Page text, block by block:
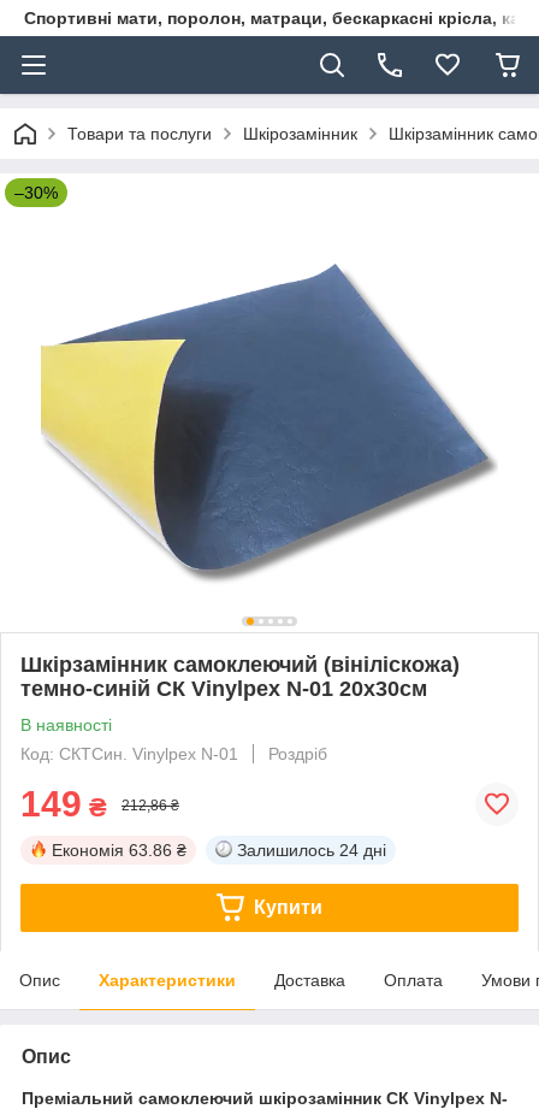
Спортивні мати, поролон, матраци, бескаркасні крісла,
Товари та послуги Шкірозамінник Шкірзамінник
–30%
Шкірзамінник самоклеючий (вініліскожа)
темно-синій СК Vinylpex N-01 20х30см
В наявності
Код: СКТСин. Vinylpex N-01
Роздріб
149 ₴ 212,86 ₴
Економія 63.86 ₴ Залишилось 24 дні
Купити
Опис Характеристики Доставка Оплата Умови
Опис
Преміальний самоклеючий шкірозамінник СК Vinylpex N-